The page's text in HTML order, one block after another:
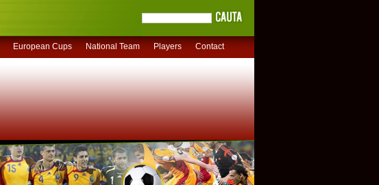
European Cups National Team Players Contact